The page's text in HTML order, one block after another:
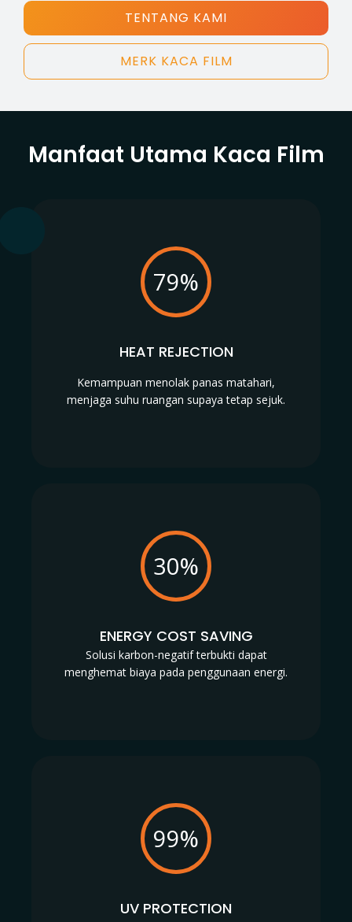
TENTANG KAMI
MERK KACA FILM
Manfaat Utama Kaca Film
79%
HEAT REJECTION
Kemampuan menolak panas matahari,
menjaga suhu ruangan supaya tetap sejuk.
30%
ENERGY COST SAVING
Solusi karbon-negatif terbukti dapat
menghemat biaya pada penggunaan energi.
99%
UV PROTECTION